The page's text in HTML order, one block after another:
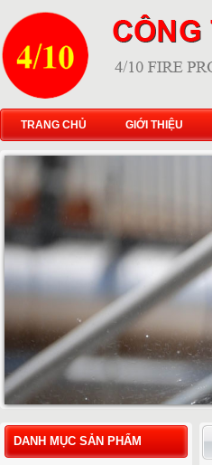
TRANG CHỦ GIỚI THIỆU
DANH MỤC SẢN PHẨM